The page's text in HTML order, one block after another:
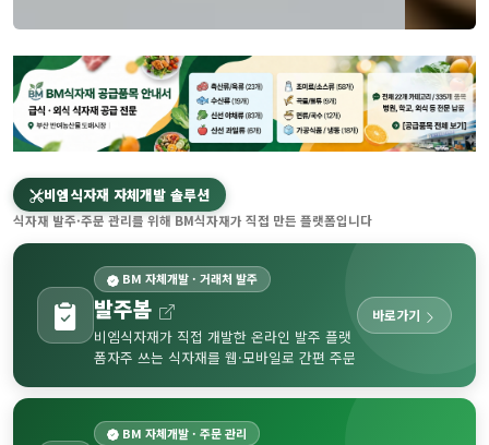
비엠식자재 자체개발 솔루션
식자재 발주·주문 관리를 위해 BM식자재가 직접 만든 플랫폼입니다
BM 자체개발 · 거래처 발주
발주봄
비엠식자재가 직접 개발한 온라인 발주 플랫
폼자주 쓰는 식자재를 웹·모바일로 간편 주문
바로가기
BM 자체개발 · 주문 관리